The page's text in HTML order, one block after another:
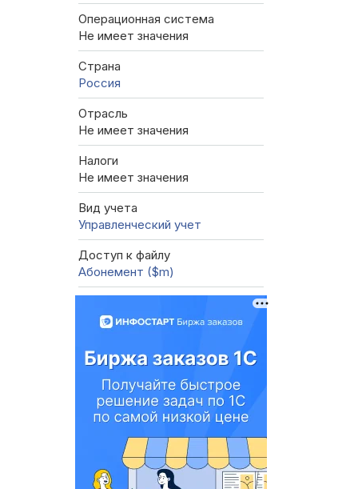
Операционная система
Не имеет значения
Страна
Россия
Отрасль
Не имеет значения
Налоги
Не имеет значения
Вид учета
Управленческий учет
Доступ к файлу
Абонемент ($m)